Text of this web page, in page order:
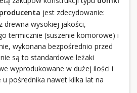
jest zdecydowanie:
drewna wysokiej jakości,
termicznie (suszenie komorowe) i
wykonana bezpośrednio przed
są to standardowe leżaki
wyprodukowane w dużej ilości i
u pośrednika nawet kilka lat na